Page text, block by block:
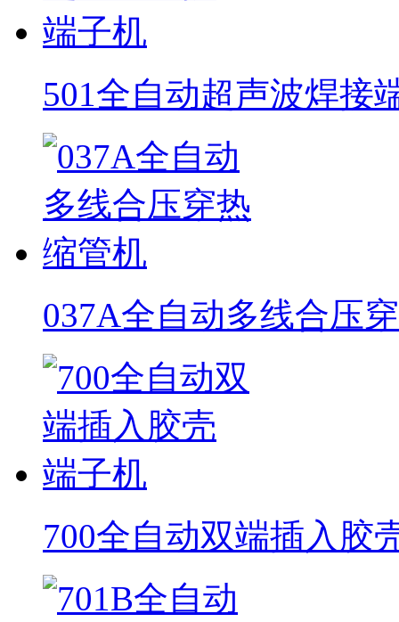
501全自动超声波焊接
037A全自动多线合压
700全自动双端插入胶